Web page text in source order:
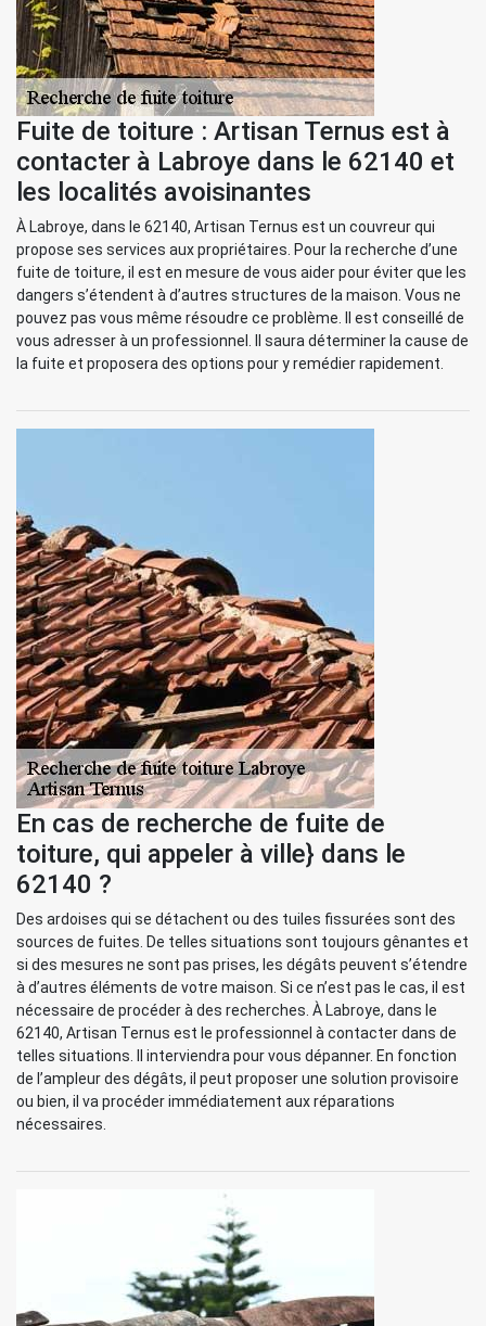
Fuite de toiture : Artisan Ternus est à
contacter à Labroye dans le 62140 et
les localités avoisinantes
À Labroye, dans le 62140, Artisan Ternus est un couvreur qui
propose ses services aux propriétaires. Pour la recherche d’une
fuite de toiture, il est en mesure de vous aider pour éviter que les
dangers s’étendent à d’autres structures de la maison. Vous ne
pouvez pas vous même résoudre ce problème. Il est conseillé de
vous adresser à un professionnel. Il saura déterminer la cause de
la fuite et proposera des options pour y remédier rapidement.
En cas de recherche de fuite de
toiture, qui appeler à ville} dans le
62140 ?
Des ardoises qui se détachent ou des tuiles fissurées sont des
sources de fuites. De telles situations sont toujours gênantes et
si des mesures ne sont pas prises, les dégâts peuvent s’étendre
à d’autres éléments de votre maison. Si ce n’est pas le cas, il est
nécessaire de procéder à des recherches. À Labroye, dans le
62140, Artisan Ternus est le professionnel à contacter dans de
telles situations. Il interviendra pour vous dépanner. En fonction
de l’ampleur des dégâts, il peut proposer une solution provisoire
ou bien, il va procéder immédiatement aux réparations
nécessaires.